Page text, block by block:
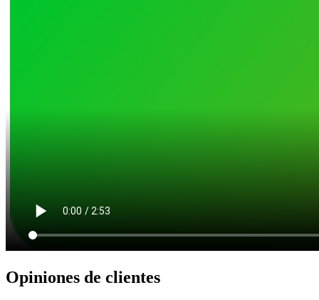
Opiniones de clientes